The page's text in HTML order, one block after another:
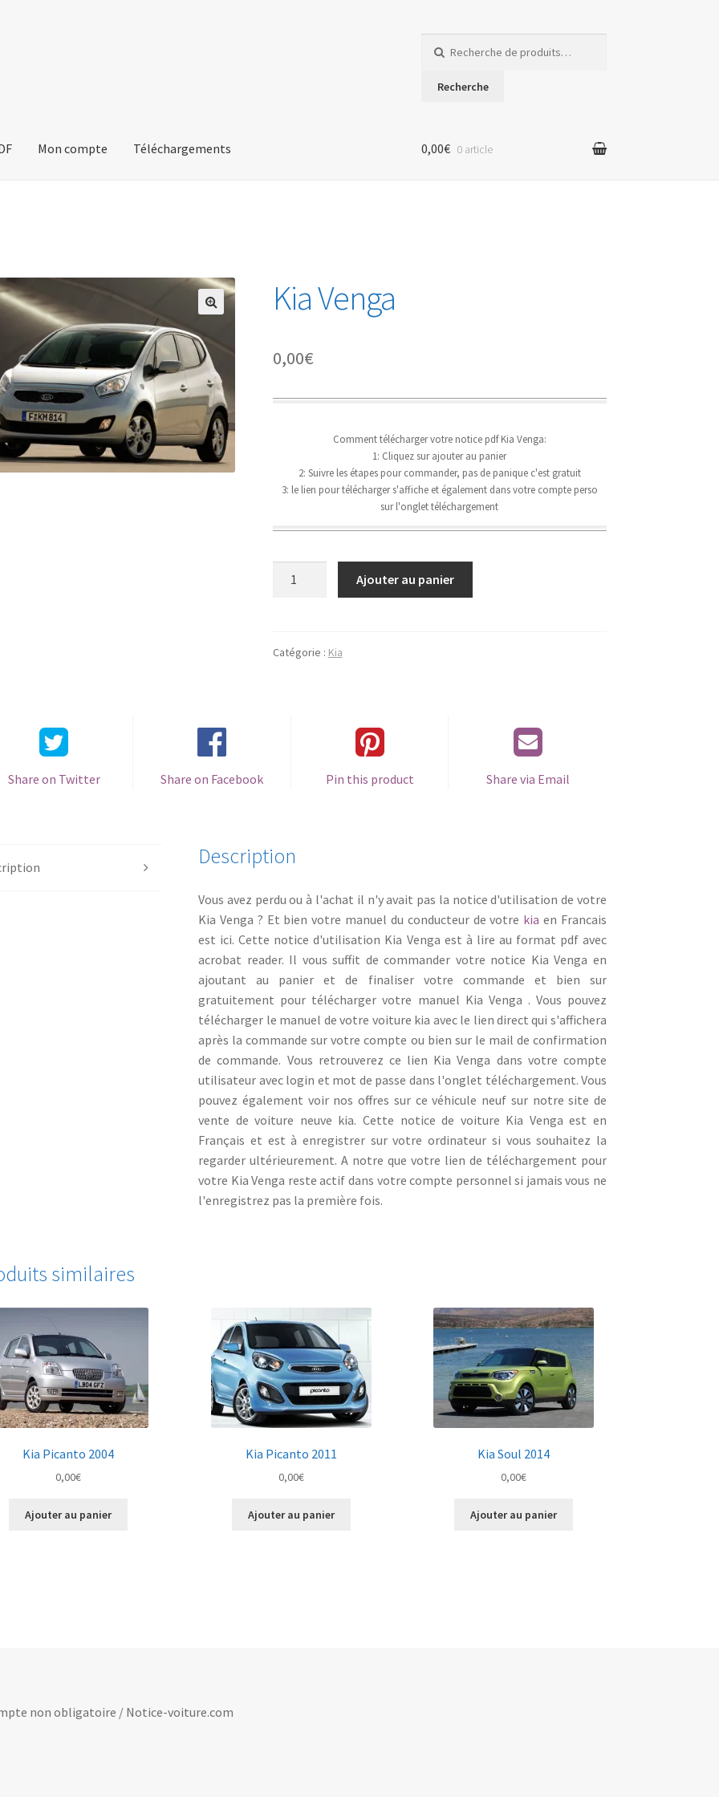
pour :
Recherche
Mon compte Téléchargements 0,00€ 0 article
Kia Venga
0,00€
Comment télécharger votre notice pdf Kia Venga:
1: Cliquez sur ajouter au panier
2: Suivre les étapes pour commander, pas de panique c'est gratuit
3: le lien pour télécharger s'affiche et également dans votre compte perso
sur l'onglet téléchargement
Ajouter au panier
Catégorie : Kia
Share on Twitter Share on Facebook Pin this product Share via Email
Description
Vous avez perdu ou à l'achat il n'y avait pas la notice d'utilisation de votre
Kia Venga ? Et bien votre manuel du conducteur de votre kia en Francais
est ici. Cette notice d'utilisation Kia Venga est à lire au format pdf avec
acrobat reader. Il vous suffit de commander votre notice Kia Venga en
ajoutant au panier et de finaliser votre commande et bien sur
gratuitement pour télécharger votre manuel Kia Venga . Vous pouvez
télécharger le manuel de votre voiture kia avec le lien direct qui s'affichera
après la commande sur votre compte ou bien sur le mail de confirmation
de commande. Vous retrouverez ce lien Kia Venga dans votre compte
utilisateur avec login et mot de passe dans l'onglet téléchargement. Vous
pouvez également voir nos offres sur ce véhicule neuf sur notre site de
vente de voiture neuve kia. Cette notice de voiture Kia Venga est en
Français et est à enregistrer sur votre ordinateur si vous souhaitez la
regarder ultérieurement. A notre que votre lien de téléchargement pour
votre Kia Venga reste actif dans votre compte personnel si jamais vous ne
l'enregistrez pas la première fois.
similaires
Kia Picanto 2004
0,00€
Ajouter au panier
Kia Picanto 2011
0,00€
Ajouter au panier
Kia Soul 2014
0,00€
Ajouter au panier
non obligatoire / Notice-voiture.com